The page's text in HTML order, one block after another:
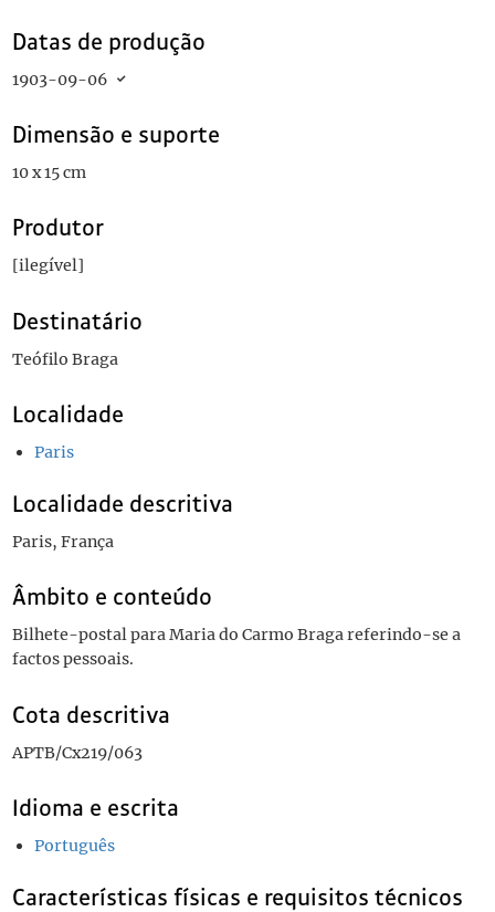
Datas de produção
1903-09-06
Dimensão e suporte
10 x 15 cm
Produtor
[ilegível]
Destinatário
Teófilo Braga
Localidade
Paris
Localidade descritiva
Paris, França
Âmbito e conteúdo
Bilhete-postal para Maria do Carmo Braga referindo-se a
factos pessoais.
Cota descritiva
APTB/Cx219/063
Idioma e escrita
Português
Características físicas e requisitos técnicos